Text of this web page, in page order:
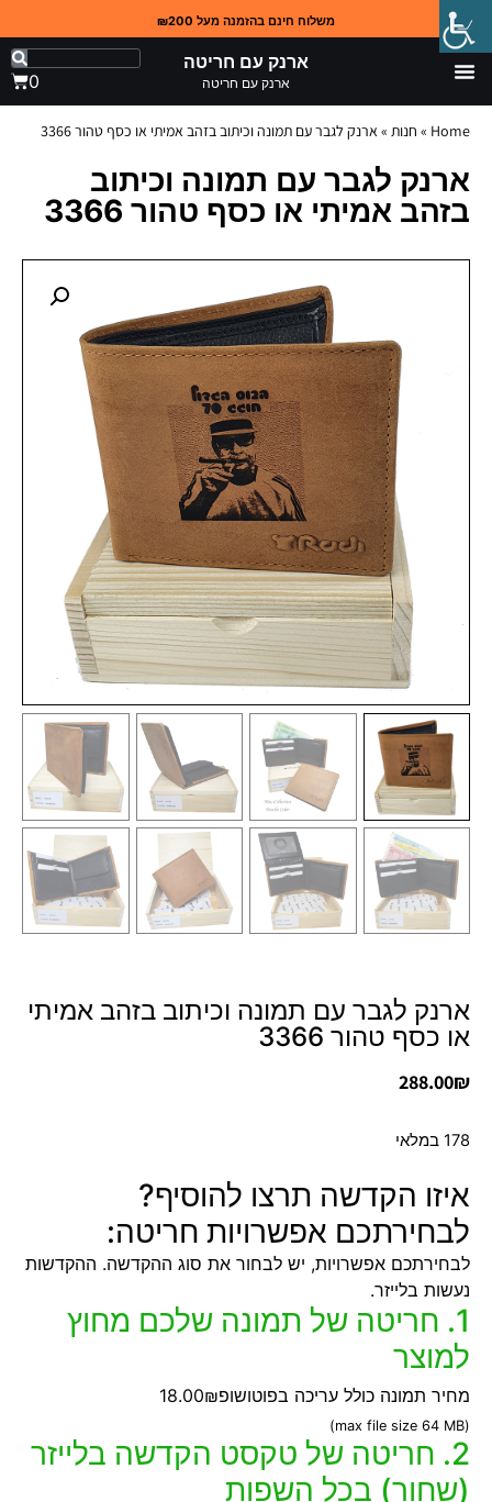
משלוח חינם בהזמנה מעל ₪200
ארנק עם חריטה
ארנק עם חריטה 0
Home
» חנות » ארנק לגבר עם תמונה וכיתוב בזהב אמיתי או כסף טהור 3366
ארנק לגבר עם תמונה וכיתוב
בזהב אמיתי או כסף טהור 3366
ארנק לגבר עם תמונה וכיתוב בזהב אמיתי
או כסף טהור 3366
288.00₪
178 במלאי
איזו הקדשה תרצו להוסיף?
לבחירתכם אפשרויות חריטה:
לבחירתכם אפשרויות, יש לבחור את סוג ההקדשה. ההקדשות
נעשות בלייזר.
1. חריטה של תמונה שלכם מחוץ
למוצר
מחיר תמונה כולל עריכה בפוטושופ18.00₪
(max file size 64 MB)
2. חריטה של טקסט הקדשה בלייזר
(שחור) בכל השפות